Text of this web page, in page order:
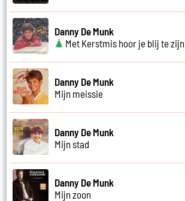
Danny De Munk
Met Kerstmis hoor je blij te zijn
Danny De Munk
Mijn meissie
Danny De Munk
Mijn stad
Danny De Munk
Mijn zoon